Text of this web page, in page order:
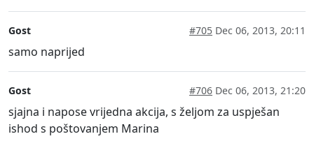
Gost #705 Dec 06, 2013, 20:11
samo naprijed
Gost #706 Dec 06, 2013, 21:20
sjajna i napose vrijedna akcija, s željom za uspješan
ishod s poštovanjem Marina